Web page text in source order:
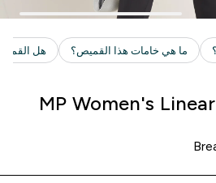
MP Women's